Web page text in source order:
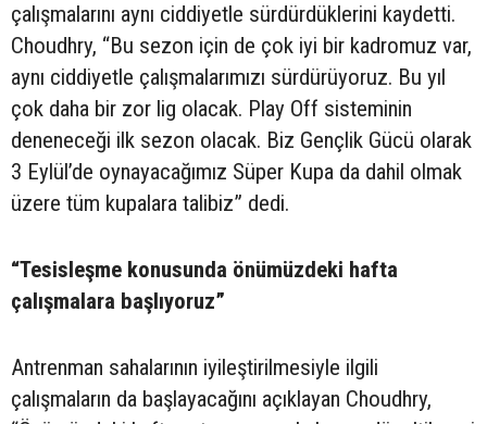
çalışmalarını aynı ciddiyetle sürdürdüklerini kaydetti.
Choudhry, “Bu sezon için de çok iyi bir kadromuz var,
aynı ciddiyetle çalışmalarımızı sürdürüyoruz. Bu yıl
çok daha bir zor lig olacak. Play Off sisteminin
deneneceği ilk sezon olacak. Biz Gençlik Gücü olarak
3 Eylül’de oynayacağımız Süper Kupa da dahil olmak
üzere tüm kupalara talibiz” dedi.
“Tesisleşme konusunda önümüzdeki hafta
çalışmalara başlıyoruz”
Antrenman sahalarının iyileştirilmesiyle ilgili
çalışmaların da başlayacağını açıklayan Choudhry,